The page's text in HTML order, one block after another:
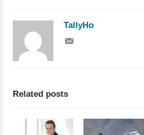
TallyHo
Related posts